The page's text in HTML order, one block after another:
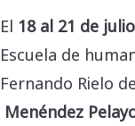
El 18 al 21 de
Escuela de
Fernando Rielo
Menéndez